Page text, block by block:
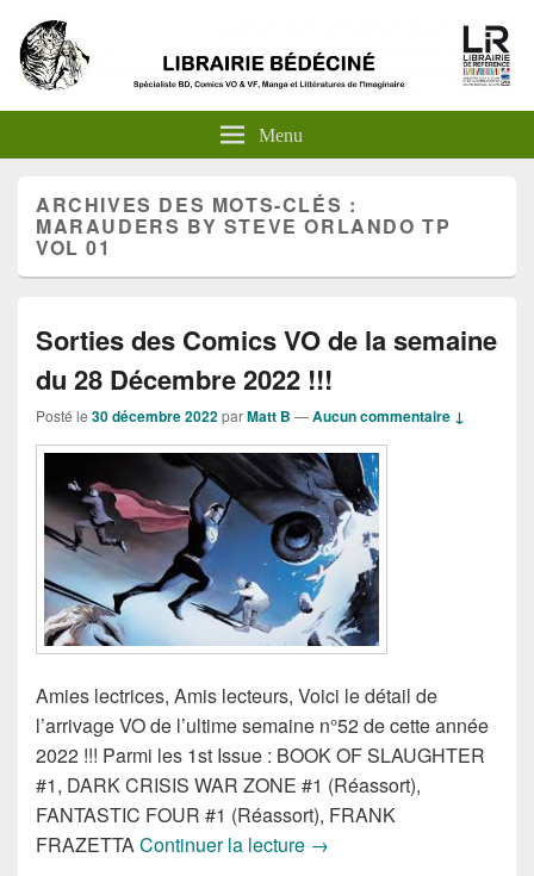
Menu
ARCHIVES DES MOTS-CLÉS :
MARAUDERS BY STEVE ORLANDO TP
VOL 01
Sorties des Comics VO de la semaine
du 28 Décembre 2022 !!!
Posté le 30 décembre 2022parMatt B —Aucun commentaire ↓
Amies lectrices, Amis lecteurs, Voici le détail de
l’arrivage VO de l’ultime semaine n°52 de cette année
2022 !!! Parmi les 1st Issue : BOOK OF SLAUGHTER
#1, DARK CRISIS WAR ZONE #1 (Réassort),
FANTASTIC FOUR #1 (Réassort), FRANK
FRAZETTAContinuer la lecture Sorties des Comics VO
→